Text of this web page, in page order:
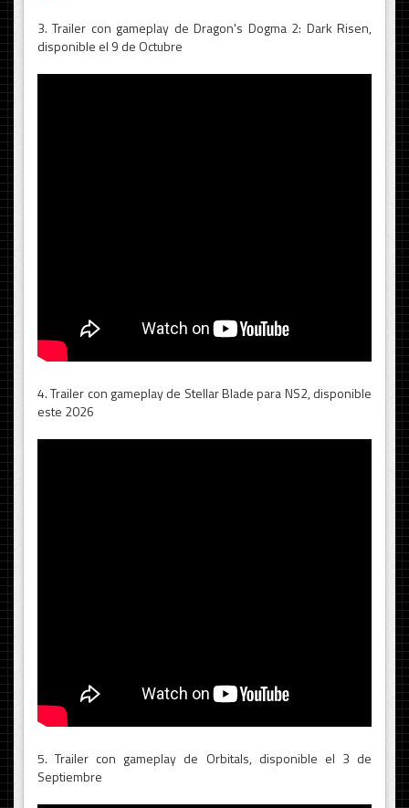
3. Trailer con gameplay de Dragon's Dogma 2: Dark Risen,
disponible el 9 de Octubre
4. Trailer con gameplay de Stellar Blade para NS2, disponible
este 2026
5. Trailer con gameplay de Orbitals, disponible el 3 de
Septiembre